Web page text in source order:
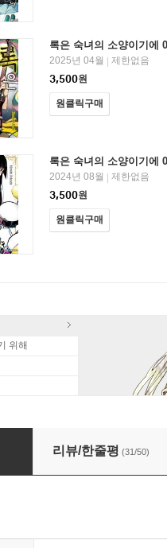
록은 숙녀의 소양이기에
2025년 04월
제한없음
3,500원
원클릭구매
록은 숙녀의 소양이기에
2024년 08월
제한없음
3,500원
원클릭구매
위해
에
리뷰/한줄평 (31/50)